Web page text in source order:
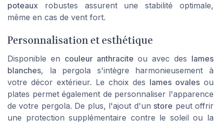
poteaux robustes assurent une stabilité optimale,
même en cas de vent fort.
Personnalisation et esthétique
Disponible en couleur anthracite ou avec des lames
blanches, la pergola s'intègre harmonieusement à
votre décor extérieur. Le choix des lames ovales ou
plates permet également de personnaliser l'apparence
de votre pergola. De plus, l'ajout d'un store peut offrir
une protection supplémentaire contre le soleil ou la